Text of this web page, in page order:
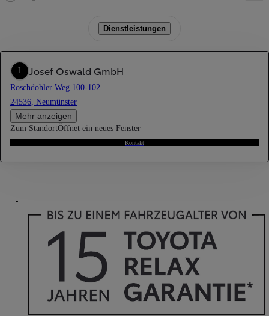
Dienstleistungen
1 Josef Oswald GmbH
Roschdohler Weg 100-102
24536, Neumünster
Mehr anzeigen
Kontakt
Zum StandortÖffnet ein neues Fenster